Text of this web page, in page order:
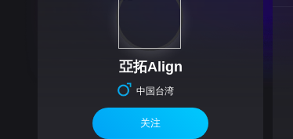
亞拓Align
中国台湾
关注